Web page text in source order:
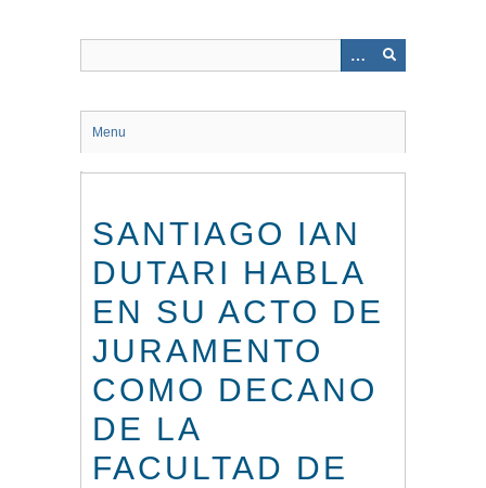
Menu
SANTIAGO IAN
DUTARI HABLA
EN SU ACTO DE
JURAMENTO
COMO DECANO
DE LA
FACULTAD DE